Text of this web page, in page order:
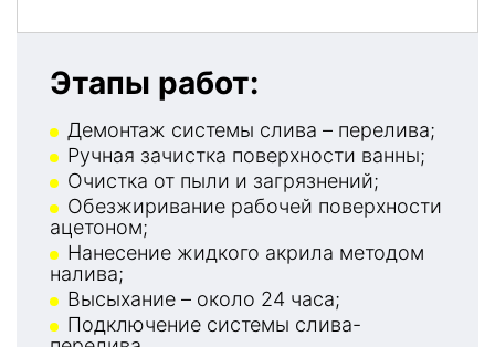
Этапы работ:
Демонтаж системы слива – перелива;
Ручная зачистка поверхности ванны;
Очистка от пыли и загрязнений;
Обезжиривание рабочей поверхности
ацетоном;
Нанесение жидкого акрила методом
налива;
Высыхание – около 24 часа;
Подключение системы слива-